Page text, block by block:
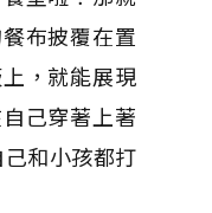
布披覆在置
，就能展現
己穿著上著
和小孩都打